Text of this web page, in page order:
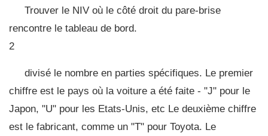
Trouver le NIV où le côté droit du pare-brise
rencontre le tableau de bord.
2
divisé le nombre en parties spécifiques. Le premier
chiffre est le pays où la voiture a été faite - "J" pour le
Japon, "U" pour les Etats-Unis, etc Le deuxième chiffre
est le fabricant, comme un "T" pour Toyota. Le